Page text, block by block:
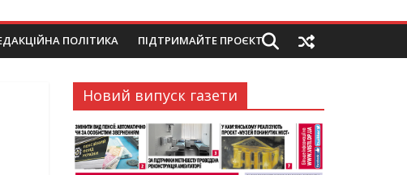
ПОЛІТИКА ПІДТРИМАЙТЕ ПРОЄКТ
Новий випуск газети